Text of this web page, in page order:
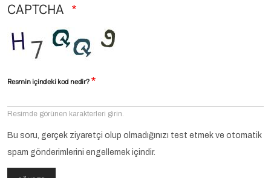
CAPTCHA
Resmin içindeki kod nedir?
Resimde görünen karakterleri girin.
Bu soru, gerçek ziyaretçi olup olmadığınızı test etmek ve otomatik
spam gönderimlerini engellemek içindir.